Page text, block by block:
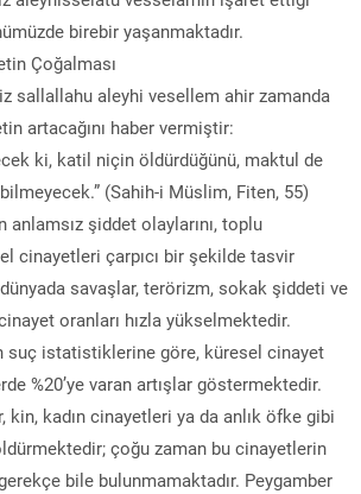
birebir yaşanmaktadır.
Çoğalması
sallallahu aleyhi vesellem ahir zamanda
artacağını haber vermiştir:
ki, katil niçin öldürdüğünü, maktul de
(Sahih-i Müslim, Fiten, 55)
anlamsız şiddet olaylarını, toplu
cinayetleri çarpıcı bir şekilde tasvir
savaşlar, terörizm, sokak şiddeti ve
oranları hızla yükselmektedir.
suç istatistiklerine göre, küresel cinayet
%20’ye varan artışlar göstermektedir.
kin, kadın cinayetleri ya da anlık öfke gibi
çoğu zaman bu cinayetlerin
bile bulunmamaktadır. Peygamber